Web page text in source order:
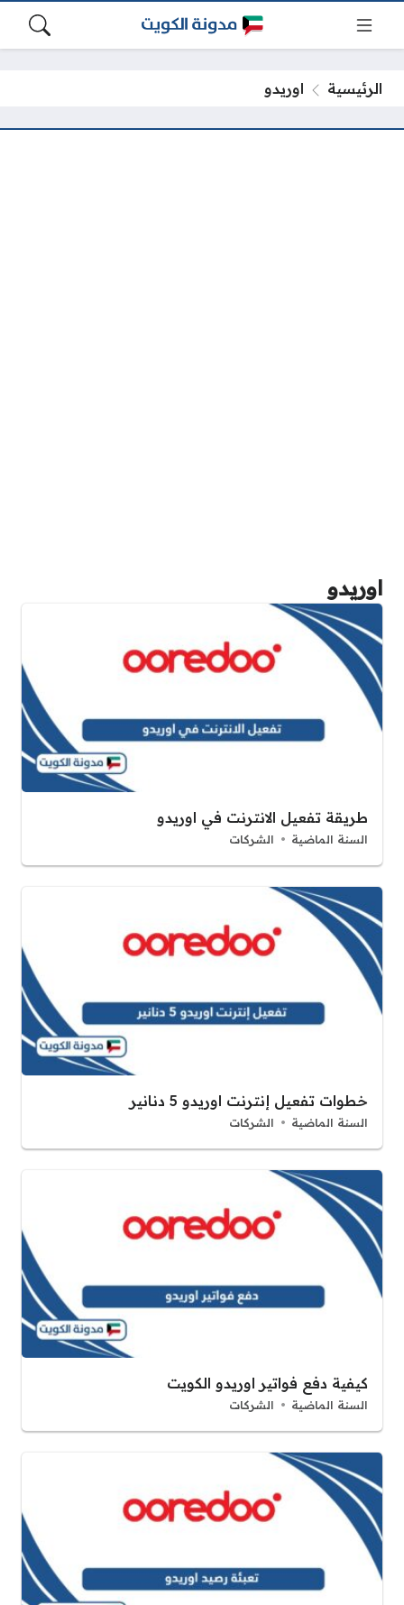
الرئيسية اوريدو
اوريدو
طريقة تفعيل الانترنت في اوريدو
السنة الماضية الشركات
خطوات تفعيل إنترنت اوريدو 5 دنانير
السنة الماضية الشركات
كيفية دفع فواتير اوريدو الكويت
السنة الماضية الشركات